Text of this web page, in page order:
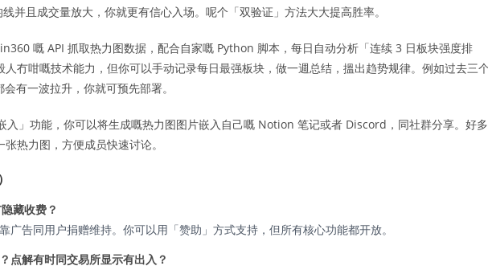
并且成交量放大，你就更有信心入场。呢个「双验证」方法大大提高胜率。
嘅 API 抓取热力图数据，配合自家嘅 Python 脚本，每日自动分析「连续 3 日板块强度排
冇咁嘅技术能力，但你可以手动记录每日最强板块，做一週总结，搵出趋势规律。例如过去三
有一波拉升，你就可预先部署。
入」功能，你可以将生成嘅热力图图片嵌入自己嘅 Notion 笔记或者 Discord，同社群分享。好多
热力图，方便成员快速讨论。
藏收费？
广告同用户捐赠维持。你可以用「赞助」方式支持，但所有核心功能都开放。
点解有时同交易所显示有出入？